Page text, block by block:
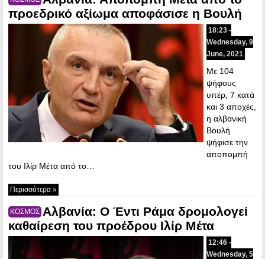
προεδρικό αξίωμα αποφάσισε η Βουλή
18:23 -
Wednesday, 9
June, 2021
Με 104
ψήφους
υπέρ, 7 κατά
και 3 αποχές,
η αλβανική
Βουλή
ψήφισε την
αποπομπή
του Ιλίρ Μέτα από το…
Περισσότερα »
ΚΟΣΜΟΣ Αλβανία: Ο Έντι Ράμα δρομολογεί
καθαίρεση του προέδρου Ιλίρ Μέτα
12:46 -
Wednesday, 5